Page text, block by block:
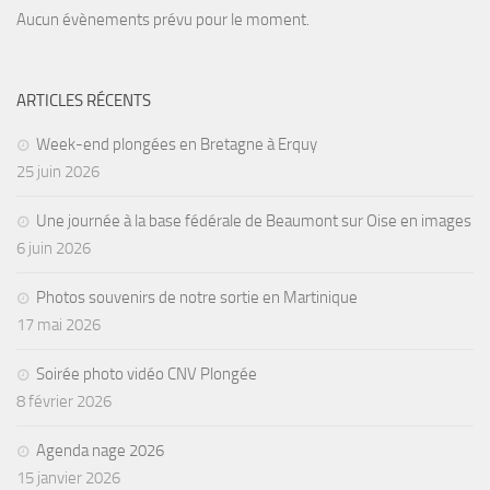
Agenda
Résultats Compétitions
MATERIEL
Section Matériel
Occasions
Aucun évènements prévu pour le moment.
ARTICLES RÉCENTS
Week-end plongées en Bretagne à Erquy
25 juin 2026
Une journée à la base fédérale de Beaumont sur Oise en images
6 juin 2026
Photos souvenirs de notre sortie en Martinique
17 mai 2026
Soirée photo vidéo CNV Plongée
8 février 2026
Agenda nage 2026
15 janvier 2026